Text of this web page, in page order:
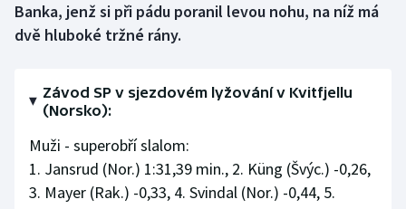
Florbal
Golf
Gymnastika
Házená
Banka, jenž si při pádu poranil levou nohu, na níž má
dvě hluboké tržné rány.
Závod SP v sjezdovém lyžování v Kvitfjellu
(Norsko):
Muži - superobří slalom:
1. Jansrud (Nor.) 1:31,39 min., 2. Küng (Švýc.) -0,26,
3. Mayer (Rak.) -0,33, 4. Svindal (Nor.) -0,44, 5.